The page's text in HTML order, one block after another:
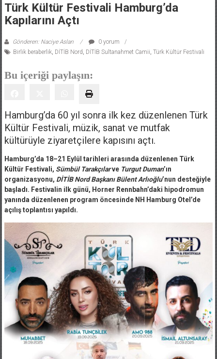
Türk Kültür Festivali Hamburg’da
Kapılarını Açtı
Gönderen: Naciye Aslan
0 yorum
Birlik beraberlik, DİTİB Nord DİTİB Sultanahmet Camii Türk Kültür Festivali
Bu içeriği paylaşın:
Hamburg’da 60 yıl sonra ilk kez düzenlenen Türk
Kültür Festivali, müzik, sanat ve mutfak
kültürüyle ziyaretçilere kapısını açtı.
Hamburg’da 18–21 Eylül tarihleri arasında düzenlenen Türk
Kültür Festivali, Sümbül Tarakçılarve Turgut Duman’ın
organizasyonu, DİTİB Nord Başkanı Bülent Arlıoğlu’nun desteğiyle
başladı. Festivalin ilk günü, Horner Rennbahn’daki hipodromun
yanında düzenlenen program öncesinde NH Hamburg Otel’de
açılış toplantısı yapıldı.